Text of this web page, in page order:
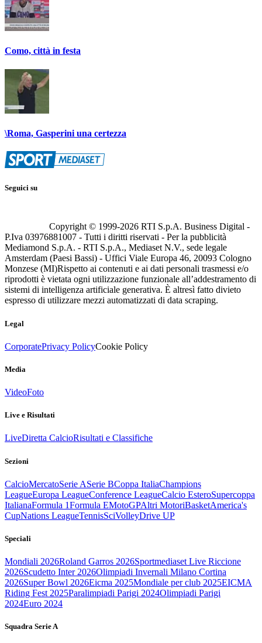
Como, città in festa
\Roma, Gasperini una certezza
Seguici su
Copyright © 1999-2026 RTI S.p.A. Business Digital -
P.Iva 03976881007 - Tutti i diritti riservati - Per la pubblicità
Mediamond S.p.A. - RTI S.p.A., Mediaset N.V., sede legale
Amsterdam (Paesi Bassi) - Uffici Viale Europa 46, 20093 Cologno
Monzese (MI)Rispetto ai contenuti e ai dati personali trasmessi e/o
riprodotti è vietata ogni utilizzazione funzionale all’addestramento di
sistemi di intelligenza artificiale generativa. È altresì fatto divieto
espresso di utilizzare mezzi automatizzati di data scraping.
Legal
CorporatePrivacy PolicyCookie Policy
Media
VideoFoto
Live e Risultati
LiveDiretta CalcioRisultati e Classifiche
Sezioni
CalcioMercatoSerie ASerie BCoppa ItaliaChampions
LeagueEuropa LeagueConference LeagueCalcio EsteroSupercoppa
ItalianaFormula 1Formula EMotoGPAltri MotoriBasketAmerica's
CupNations LeagueTennisSciVolleyDrive UP
Speciali
Mondiali 2026Roland Garros 2026Sportmediaset Live Riccione
2026Scudetto Inter 2026Olimpiadi Invernali Milano Cortina
2026Super Bowl 2026Eicma 2025Mondiale per club 2025EICMA
Riding Fest 2025Paralimpiadi Parigi 2024Olimpiadi Parigi
2024Euro 2024
Squadra Serie A